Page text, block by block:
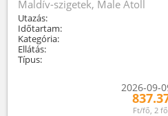
Maldív-szigetek, Male Atoll
Utazás:
Időtartam:
Kategória:
Ellátás:
Típus:
2026-09-
Ft/fő, 2